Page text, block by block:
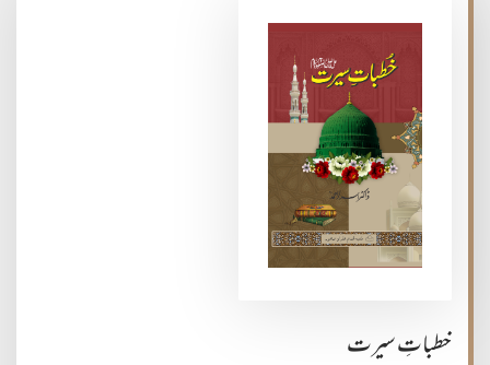
خطباتِ سیرت